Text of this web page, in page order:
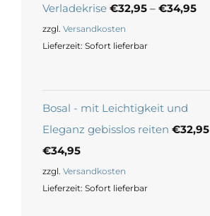
Verladekrise €32,95 – €34,95
zzgl. Versandkosten
Lieferzeit: Sofort lieferbar
Bosal - mit Leichtigkeit und
Eleganz gebisslos reiten €32,95
€34,95
zzgl. Versandkosten
Lieferzeit: Sofort lieferbar